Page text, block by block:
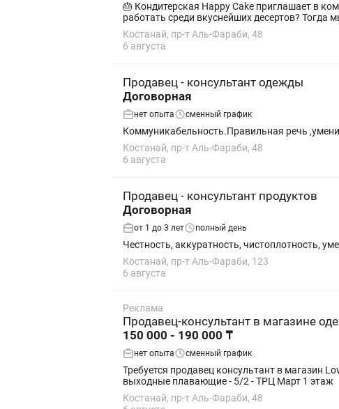
🎂 Кондитерская Happy Cake приглашает в команду продавца-кассира! 💛 Любишь
Костанай, пр-т Аль-Фараби, 48
6 августа
Продавец - консультант одежды
Договорная
нет опыта сменный график
Коммуникабельность.Правильная речь
Костанай, пр-т Аль-Фараби, 48
6 августа
Продавец - консультант продуктов
Договорная
от 1 до 3 лет полный день
Честность, аккуратность, чистоплотность,
Костанай, пр-т Аль-Фараби, 123
6 августа
Реклама
Продавец-консультант в магазине
150 000 - 190 000 ₸
нет опыта сменный график
Требуется продавец консультант в магазин Love Republic на полный
выходные плавающие - 5/2 - ТРЦ Март 1 этаж
Костанай, пр-т Аль-Фараби, 48